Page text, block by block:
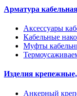
Арматура
Аксессуары
Кабельные
Муфты
Изделия
Анкерный